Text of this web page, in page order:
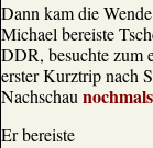
Dann kam die
Michael bereiste
DDR, besuchte zum
erster Kurztrip nach
Nachschau
Er bereiste